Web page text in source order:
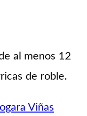
al menos 12
de roble.
Viñas